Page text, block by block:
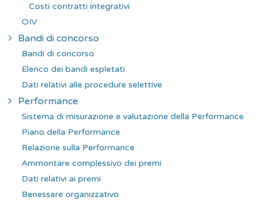
Costi contratti integrativi
OIV
Bandi di concorso
Bandi di concorso
Elenco dei bandi espletati
Dati relativi alle procedure selettive
Performance
Sistema di misurazione e valutazione della Performance
Piano della Performance
Relazione sulla Performance
Ammontare complessivo dei premi
Dati relativi ai premi
Benessere organizzativo